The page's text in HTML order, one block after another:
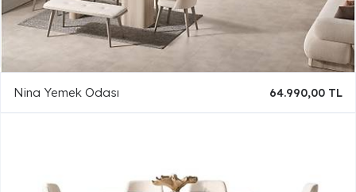
Nina Yemek Odası 64.990,00 TL